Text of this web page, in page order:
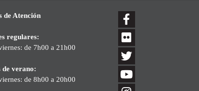
de Atención
regulares:
de 7h00 a 21h00
de verano:
de 8h00 a 20h00